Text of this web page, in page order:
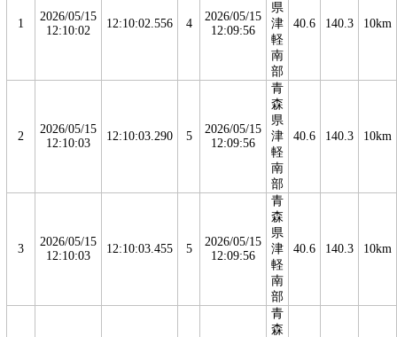
1
2026/05/15
12:10:02
12:10:02.556 4
2026/05/15
12:09:56
県
津
軽
南
部
40.6 140.3 10km
2
2026/05/15
12:10:03
12:10:03.290 5
2026/05/15
12:09:56
青
森
県
津
軽
南
部
40.6 140.3 10km
3
2026/05/15
12:10:03
12:10:03.455 5
2026/05/15
12:09:56
青
森
県
津
軽
南
部
40.6 140.3 10km
青
森